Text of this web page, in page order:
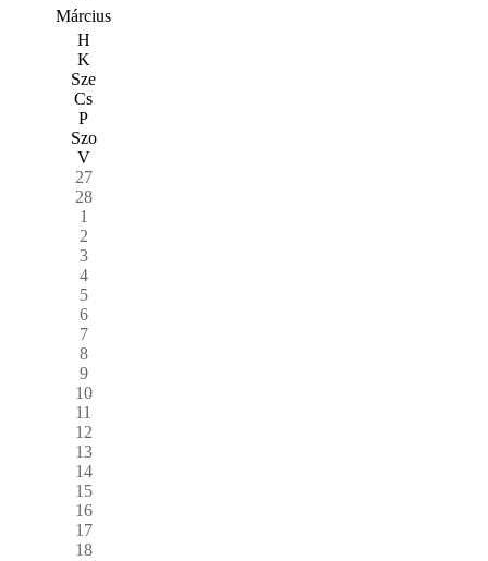
Március
H
K
Sze
Cs
P
Szo
V
27
28
1
2
3
4
5
6
7
8
9
10
11
12
13
14
15
16
17
18